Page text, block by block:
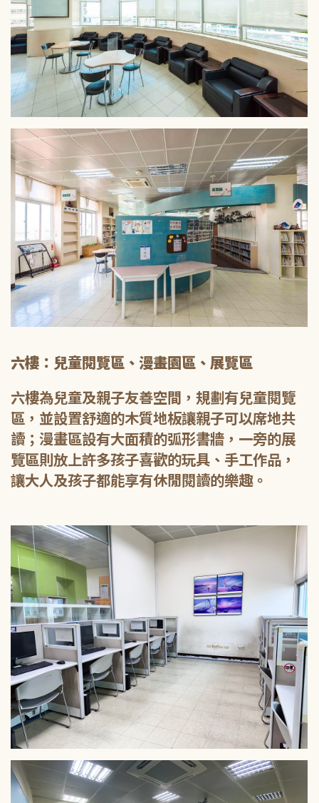
六樓：兒童閱覽區、漫畫園區、展覽區
六樓為兒童及親子友善空間，規劃有兒童閱覽
區，並設置舒適的木質地板讓親子可以席地共
讀；漫畫區設有大面積的弧形書牆，一旁的展
覽區則放上許多孩子喜歡的玩具、手工作品，
讓大人及孩子都能享有休閒閱讀的樂趣。